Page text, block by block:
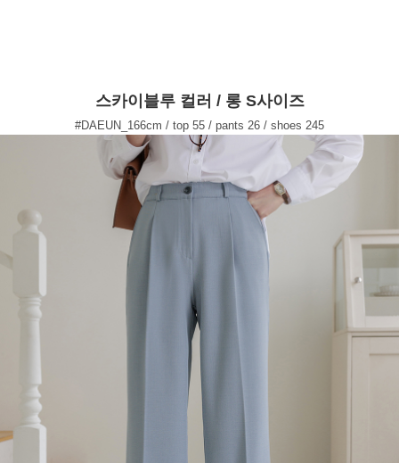
스카이블루 컬러 / 롱 S사이즈
#DAEUN_166cm / top 55 / pants 26 / shoes 245